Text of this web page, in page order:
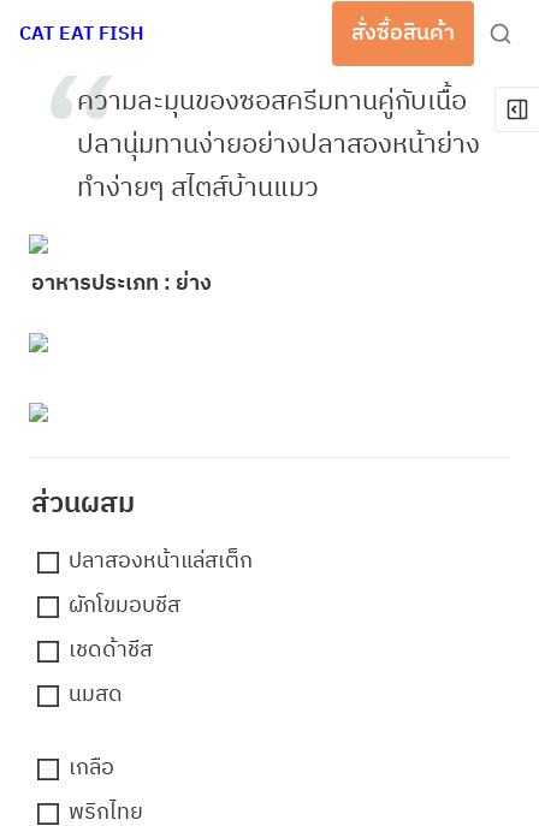
CAT EAT FISH สั่งซื้อสินค้า
ความละมุนของซอสครีมทานคู่กับเนื้อ
ปลานุ่มทานง่ายอย่างปลาสองหน้าย่าง
ทำง่ายๆ สไตส์บ้านแมว
อาหารประเภท : ย่าง
ส่วนผสม
ปลาสองหน้าแล่สเต็ก
ผักโขมอบชีส
เชดด้าชีส
นมสด
เกลือ
พริกไทย